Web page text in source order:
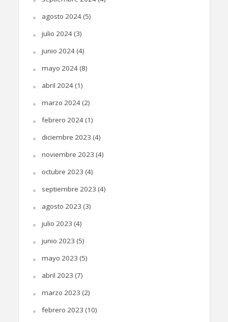
agosto 2024(5)
julio 2024(3)
junio 2024(4)
mayo 2024(8)
abril 2024(1)
marzo 2024(2)
febrero 2024(1)
diciembre 2023 (4)
noviembre 2023 (4)
octubre 2023 (4)
septiembre 2023 (4)
agosto 2023 (3)
julio 2023 (4)
junio 2023 (5)
mayo 2023 (5)
abril 2023 (7)
marzo 2023 (2)
febrero 2023 (10)